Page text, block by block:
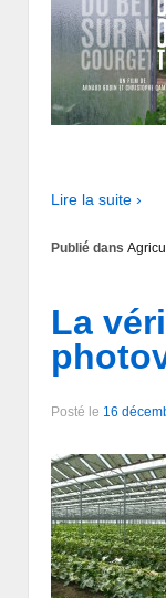
Lire la suite ›
Publié dans
La
Posté le 16